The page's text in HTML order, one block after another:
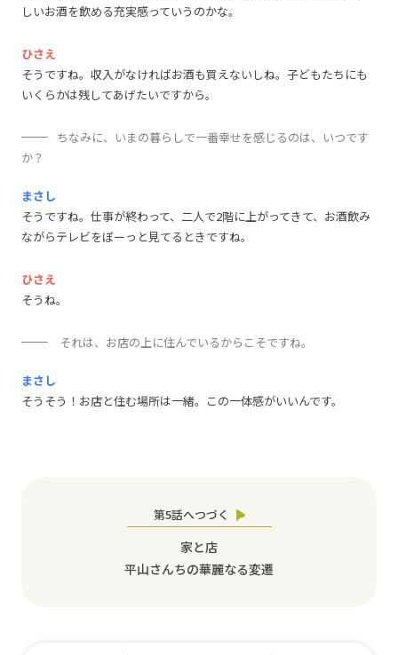
しいお酒を飲める充実感っていうのかな。
ひさえ
そうですね。収入がなければお酒も買えないしね。子どもたちにも
いくらかは残してあげたいですから。
ちなみに、いまの暮らしで一番幸せを感じるのは、いつです
か？
まさし
そうですね。仕事が終わって、二人で2階に上がってきて、お酒飲み
ながらテレビをぼーっと見てるときですね。
ひさえ
そうね。
それは、お店の上に住んでいるからこそですね。
まさし
そうそう！お店と住む場所は一緒。この一体感がいいんです。
第5話へつづく
家と店
平山さんちの華麗なる変遷